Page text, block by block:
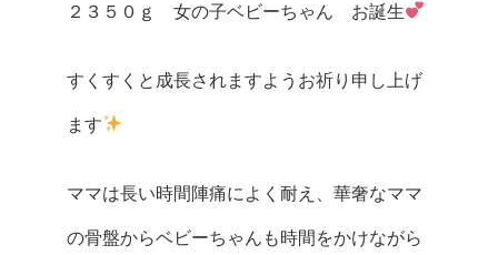
２３５０ｇ 女の子ベビーちゃん お誕生
すくすくと成長されますようお祈り申し上げ
ます
ママは長い時間陣痛によく耐え、華奢なママ
の骨盤からベビーちゃんも時間をかけながら